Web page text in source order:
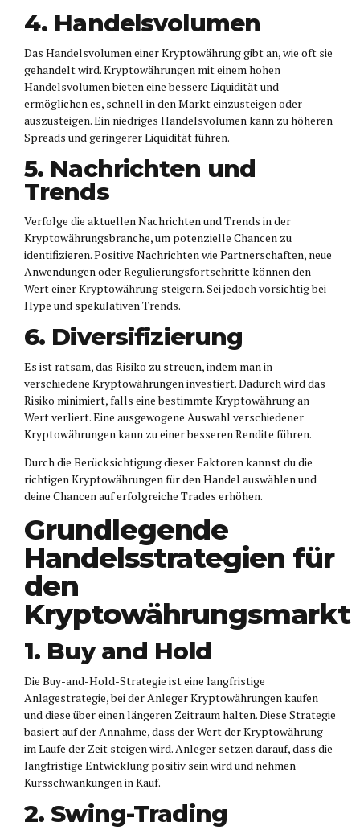
4. Handelsvolumen
Das Handelsvolumen einer Kryptowährung gibt an, wie oft sie
gehandelt wird. Kryptowährungen mit einem hohen
Handelsvolumen bieten eine bessere Liquidität und
ermöglichen es, schnell in den Markt einzusteigen oder
auszusteigen. Ein niedriges Handelsvolumen kann zu höheren
Spreads und geringerer Liquidität führen.
5. Nachrichten und
Trends
Verfolge die aktuellen Nachrichten und Trends in der
Kryptowährungsbranche, um potenzielle Chancen zu
identifizieren. Positive Nachrichten wie Partnerschaften, neue
Anwendungen oder Regulierungsfortschritte können den
Wert einer Kryptowährung steigern. Sei jedoch vorsichtig bei
Hype und spekulativen Trends.
6. Diversifizierung
Es ist ratsam, das Risiko zu streuen, indem man in
verschiedene Kryptowährungen investiert. Dadurch wird das
Risiko minimiert, falls eine bestimmte Kryptowährung an
Wert verliert. Eine ausgewogene Auswahl verschiedener
Kryptowährungen kann zu einer besseren Rendite führen.
Durch die Berücksichtigung dieser Faktoren kannst du die
richtigen Kryptowährungen für den Handel auswählen und
deine Chancen auf erfolgreiche Trades erhöhen.
Grundlegende
Handelsstrategien für
den
Kryptowährungsmarkt
1. Buy and Hold
Die Buy-and-Hold-Strategie ist eine langfristige
Anlagestrategie, bei der Anleger Kryptowährungen kaufen
und diese über einen längeren Zeitraum halten. Diese Strategie
basiert auf der Annahme, dass der Wert der Kryptowährung
im Laufe der Zeit steigen wird. Anleger setzen darauf, dass die
langfristige Entwicklung positiv sein wird und nehmen
Kursschwankungen in Kauf.
2. Swing-Trading